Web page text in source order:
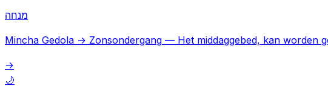
מנחה
Mincha Gedola → Zonsondergang — Het middaggebed, kan worden
→
🌙